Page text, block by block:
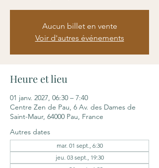
Aucun billet en vente
Voir d'autres événements
Heure et lieu
01 janv. 2027, 06:30 – 7:40
Centre Zen de Pau, 6 Av. des Dames de
Saint-Maur, 64000 Pau, France
Autres dates
mar. 01 sept., 6:30
jeu. 03 sept., 19:30